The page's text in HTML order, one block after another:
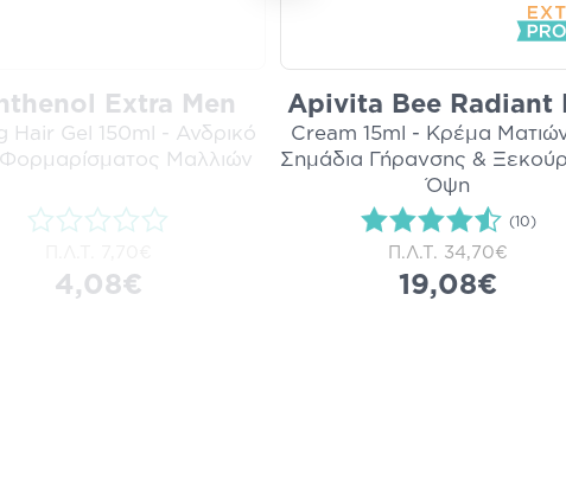
Extra Men
Hair Gel 150ml - Ανδρικό
Μαλλιών
4,08€
Apivita Bee Radiant
Cream 15ml - Κρέμα
Σημάδια Γήρανσης &
Όψη
(10)
Π.Λ.Τ. 34,70€
19,08€